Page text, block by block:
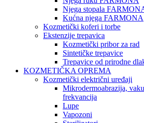
Njega stopala
Kućna njega FARMONA
Kozmetički koferi i torbe
Ekstenzije trepavica
Kozmetički pribor za rad
Sintetičke trepavice
Trepavice od prirodne
KOZMETIČKA OPREMA
Kozmetički električni uređaji
Mikrodermoabrazija,
frekvancija
Lupe
Vapozoni